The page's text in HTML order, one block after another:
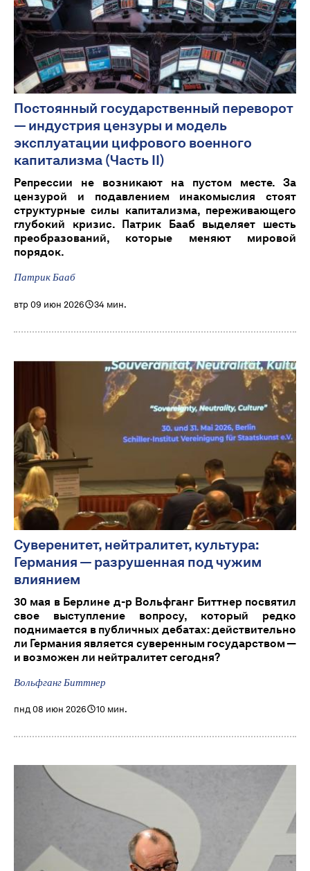
Постоянный государственный переворот
— индустрия цензуры и модель
эксплуатации цифрового военного
капитализма (Часть II)
Репрессии не возникают на пустом месте. За
цензурой и подавлением инакомыслия стоят
структурные силы капитализма, переживающего
глубокий кризис. Патрик Бааб выделяет шесть
преобразований, которые меняют мировой
порядок.
Патрик Бааб
втр 09 июн 2026 34 мин.
Суверенитет, нейтралитет, культура:
Германия — разрушенная под чужим
влиянием
30 мая в Берлине д-р Вольфганг Биттнер посвятил
свое выступление вопросу, который редко
поднимается в публичных дебатах: действительно
ли Германия является суверенным государством —
и возможен ли нейтралитет сегодня?
Вольфганг Биттнер
пнд 08 июн 2026 10 мин.